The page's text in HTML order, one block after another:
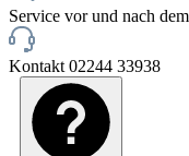
Service vor und nach
Kontakt 02244 33938